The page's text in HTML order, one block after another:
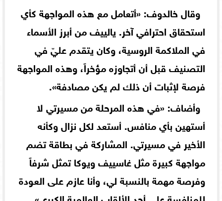
وقال خالدوف: «أتعامل مع هذه المواجهة كأي
استحقاق احترافي آخر. يالييف من أبرز الأسماء
في الملاكمة الروسية، وكان يتقدم عليّ في
التصنيف قبل أن أتجاوزه مؤخراً، وهذه المواجهة
فرصة لإثبات أن ذلك لم يكن مصادفة».
وأضاف: «في هذه المرحلة من مسيرتي لا
أستهين بأي منافس. أستعد لكل نزال وكأنه
الأخير في مسيرتي. المشاركة في بطاقة تضم
مواجهة كبيرة مثل غاسييف ويوكا تمثل شرفاً
وفرصة مهمة بالنسبة لي، وأنا عازم على العودة